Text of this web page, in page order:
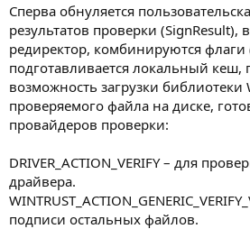
Сперва обнуляется
результатов проверки
редиректор, комбинируются флаги
подготавливается локальный кеш,
возможность загрузки
проверяемого файла на диске,
провайдеров проверки:
DRIVER_ACTION_VERIFY – для
драйвера.
подписи остальных файлов.